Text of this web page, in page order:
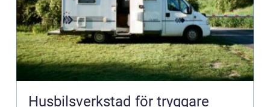
Husbilsverkstad för tryggare